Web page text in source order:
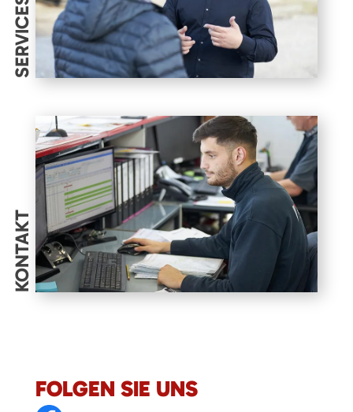
SERVICES
KONTAKT
FOLGEN SIE UNS